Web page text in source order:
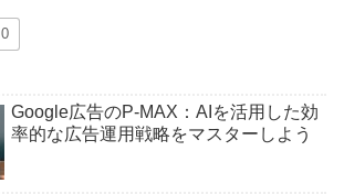
0
Google広告のP-MAX：AIを活用した効
率的な広告運用戦略をマスターしよう